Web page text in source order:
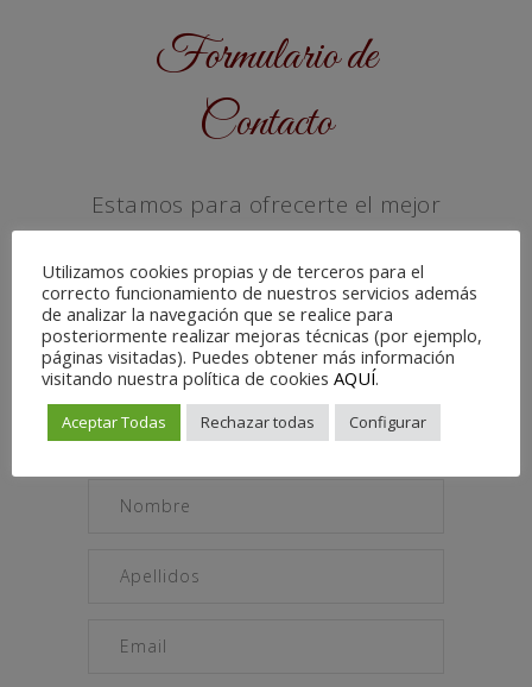
Formulario de
Contacto
Estamos para ofrecerte el mejor
ponte en contacto y dinos qué
quieres conseguir cuidándote.
Te esperamos!
Utilizamos cookies propias y de terceros para el
correcto funcionamiento de nuestros servicios además
de analizar la navegación que se realice para
posteriormente realizar mejoras técnicas (por ejemplo,
páginas visitadas). Puedes obtener más información
visitando nuestra política de cookies AQUÍ.
Aceptar Todas Rechazar todas Configurar